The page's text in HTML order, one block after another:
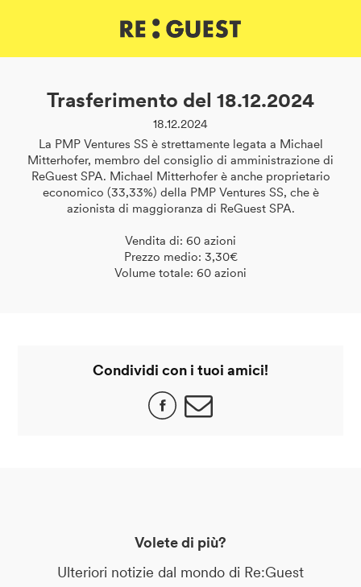
Trasferimento del 18.12.2024
18.12.2024
La PMP Ventures SS è strettamente legata a Michael
Mitterhofer, membro del consiglio di amministrazione di
ReGuest SPA. Michael Mitterhofer è anche proprietario
economico (33,33%) della PMP Ventures SS, che è
azionista di maggioranza di ReGuest SPA.
Vendita di: 60 azioni
Prezzo medio: 3,30€
Volume totale: 60 azioni
Condividi con i tuoi amici!
Volete di più?
Ulteriori notizie dal mondo di Re:Guest